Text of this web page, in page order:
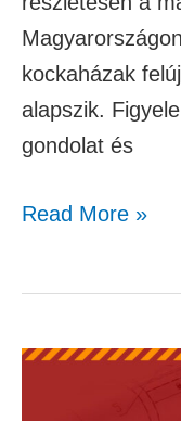
kockaházak
alapszik.
gondolat és
Read More »
Jenei